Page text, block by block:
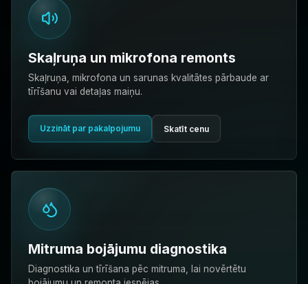
Skaļruņa un mikrofona remonts
Skaļruņa, mikrofona un sarunas kvalitātes pārbaude ar
tīrīšanu vai detaļas maiņu.
Uzzināt par pakalpojumu Skatīt cenu
Mitruma bojājumu diagnostika
Diagnostika un tīrīšana pēc mitruma, lai novērtētu